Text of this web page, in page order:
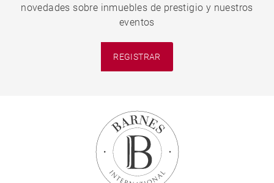
novedades sobre inmuebles de prestigio y nuestros
eventos
REGISTRAR